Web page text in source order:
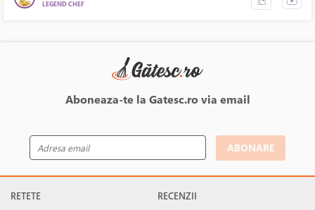
LEGEND CHEF
Aboneaza-te la Gatesc.ro via email
ABONARE
RETETE
RECENZII